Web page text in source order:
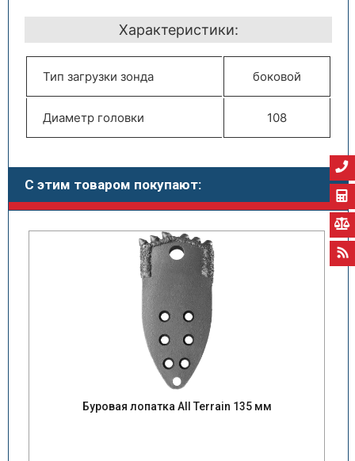
Характеристики:
Тип загрузки зонда боковой
Диаметр головки 108
С этим товаром покупают:
Буровая лопатка All Terrain 135 мм